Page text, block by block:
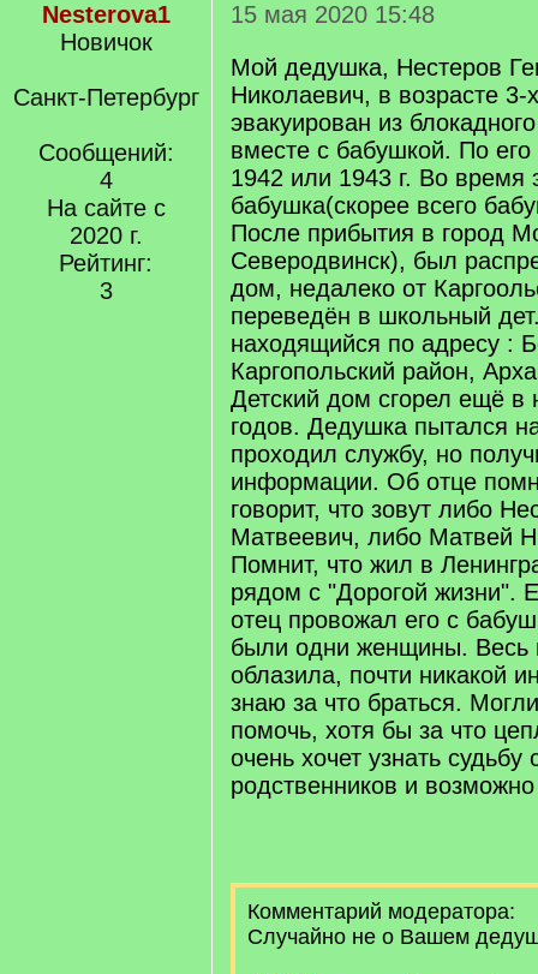
Nesterova1
Новичок
Санкт-Петербург
Сообщений:
4
На сайте с
2020 г.
Рейтинг:
3
15 мая 2020 15:48
Мой дедушка, Нестеров
Николаевич, в возрасте 3-
эвакуирован из
вместе с бабушкой. По
1942 или 1943 г. Во время
бабушка(скорее всего
После прибытия в город
Северодвинск), был
дом, недалеко от
переведён в школьный
находящийся по адресу :
Каргопольский район,
Детский дом сгорел ещё в
годов. Дедушка пытался
проходил службу, но
информации. Об отце
говорит, что зовут либо
Матвеевич, либо Матвей
Помнит, что жил в
рядом с "Дорогой жизни".
отец провожал его с
были одни женщины. Весь
облазила, почти никакой
знаю за что браться.
помочь, хотя бы за что
очень хочет узнать судьбу
родственников и
Комментарий модератора:
Случайно не о Вашем